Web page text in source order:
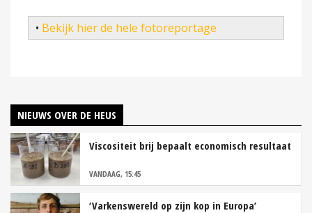
• Bekijk hier de hele fotoreportage
NIEUWS OVER DE HEUS
Viscositeit brij bepaalt economisch resultaat
VANDAAG, 15:45
‘Varkenswereld op zijn kop in Europa’